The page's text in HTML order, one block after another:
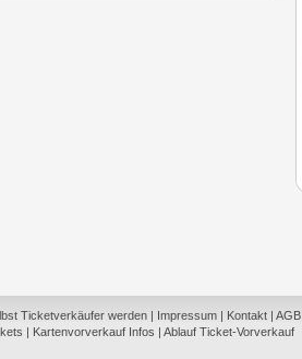
Ticketverkäufer werden | Impressum | Kontakt | AGB
| Kartenvorverkauf Infos | Ablauf Ticket-Vorverkauf